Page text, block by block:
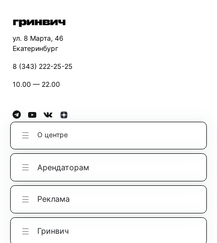
ул. 8 Марта, 46
Екатеринбург
8 (343) 222-25-25
10.00 — 22.00
О центре
Арендаторам
Реклама
Гринвич